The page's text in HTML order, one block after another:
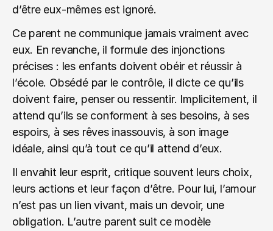
d’être eux‑mêmes est ignoré.
Ce parent ne communique jamais vraiment avec
eux. En revanche, il formule des injonctions
précises : les enfants doivent obéir et réussir à
l’école. Obsédé par le contrôle, il dicte ce qu’ils
doivent faire, penser ou ressentir. Implicitement, il
attend qu’ils se conforment à ses besoins, à ses
espoirs, à ses rêves inassouvis, à son image
idéale, ainsi qu’à tout ce qu’il attend d’eux.
Il envahit leur esprit, critique souvent leurs choix,
leurs actions et leur façon d’être. Pour lui, l’amour
n’est pas un lien vivant, mais un devoir, une
obligation. L’autre parent suit ce modèle